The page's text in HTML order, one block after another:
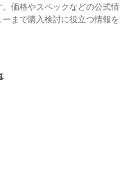
価格やスペックなどの公式情
まで購入検討に役立つ情報を